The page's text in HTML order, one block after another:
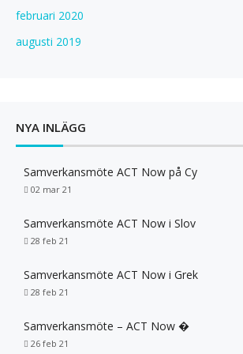
februari 2020
augusti 2019
NYA INLÄGG
Samverkansmöte ACT Now på Cy
02 mar 21
Samverkansmöte ACT Now i Slov
28 feb 21
Samverkansmöte ACT Now i Grek
28 feb 21
Samverkansmöte – ACT Now �
26 feb 21